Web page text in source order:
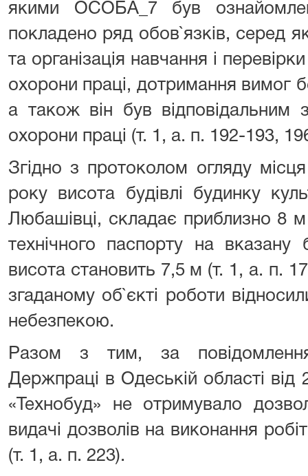
якими ОСОБА_7 був
покладено ряд обов`язків, серед
та організація навчання і
охорони праці, дотримання вимог
а також він був відповідальним
охорони праці (т. 1, а. п. 192-193,
Згідно з протоколом огляду
року висота будівлі будинку
Любашівці, складає приблизно 8
технічного паспорту на вказану
висота становить 7,5 м (т. 1, а. п.
згаданому об`єкті роботи
небезпекою.
Разом з тим, за
Держпраці в Одеській області
«Технобуд» не отримувало
видачі дозволів на виконання
(т. 1, а. п. 223).